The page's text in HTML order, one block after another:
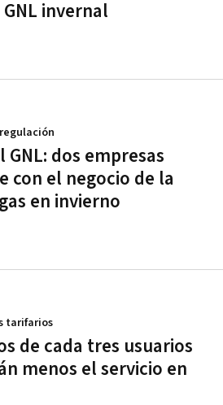
invernal
dos empresas
con el negocio de la
en invierno
de cada tres usuarios
menos el servicio en
tarifarios